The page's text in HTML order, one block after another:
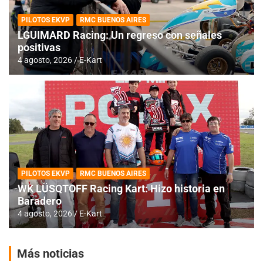
PILOTOS EKVP RMC BUENOS AIRES
LGUIMARD Racing: Un regreso con señales
positivas
4 agosto, 2026 E-Kart
PILOTOS EKVP RMC BUENOS AIRES
WK LÜSQTOFF Racing Kart: Hizo historia en
Baradero
4 agosto, 2026 E-Kart
Más noticias